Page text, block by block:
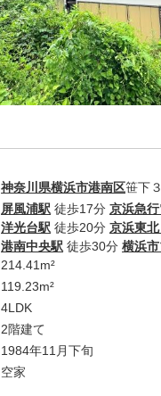
神奈川県横浜市港南区笹下
屏風浦駅 徒歩17分 京浜急
洋光台駅 徒歩20分 京浜東
港南中央駅 徒歩30分 横浜
214.41m²
119.23m²
4LDK
2階建て
1984年11月下旬
空家